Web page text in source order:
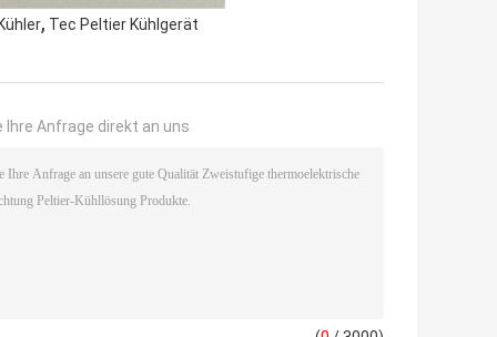
, Tec Peltier Kühlgerät
Ihre Anfrage direkt an uns